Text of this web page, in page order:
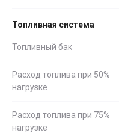
Топливная система
Топливный бак
Расход топлива при 50%
нагрузке
Расход топлива при 75%
нагрузке